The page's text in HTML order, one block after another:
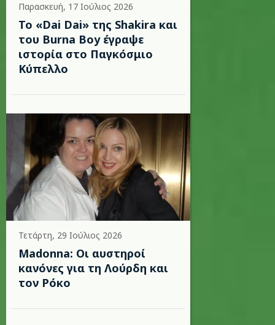
Παρασκευή, 17 Ιούλιος 2026
To «Dai Dai» της Shakira και
του Burna Boy έγραψε
ιστορία στο Παγκόσμιο
Κύπελλο
Τετάρτη, 29 Ιούλιος 2026
Madonna: Οι αυστηροί
κανόνες για τη Λούρδη και
τον Ρόκο